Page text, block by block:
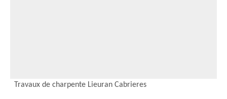
Travaux de charpente Lieuran Cabrieres